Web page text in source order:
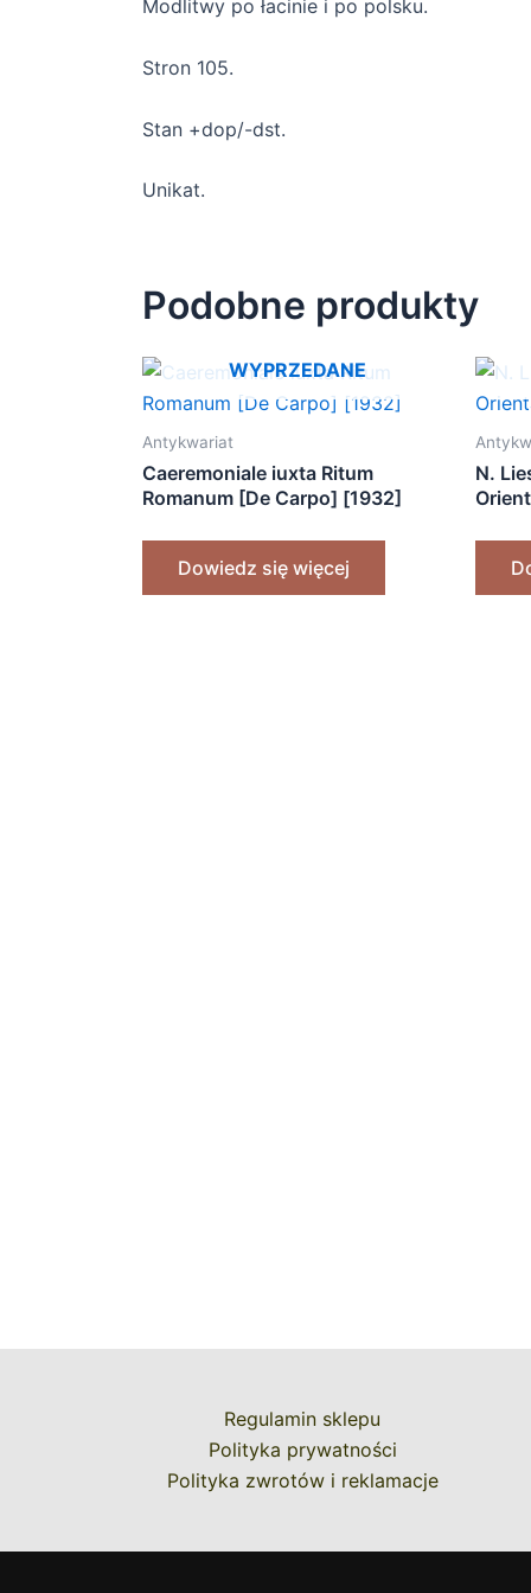
Modlitwy po łacinie i po polsku.
Stron 105.
Stan +dop/-dst.
Unikat.
Podobne produkty
WYPRZEDANE
Antykwariat
Caeremoniale iuxta Ritum
Romanum [De Carpo] [1932]
Dowiedz się więcej
N.
Regulamin sklepu
Polityka prywatności
Polityka zwrotów i reklamacje